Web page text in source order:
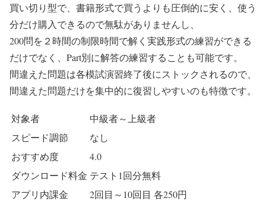
買い切り型で、書籍形式で買うよりも圧倒的に安く、使う
分だけ購入できるので無駄がありませんし、
200問を２時間の制限時間で解く実践形式の練習ができる
だけでなく、Part別に解答の練習することも可能です。
間違えた問題は各模試演習終了後にストックされるので、
間違えた問題だけを集中的に復習しやすいのも特徴です。
対象者
中級者～上級者
スピード調節
なし
おすすめ度
4.0
ダウンロード料金 テスト1回分無料
アプリ内課金
2回目～10回目 各250円